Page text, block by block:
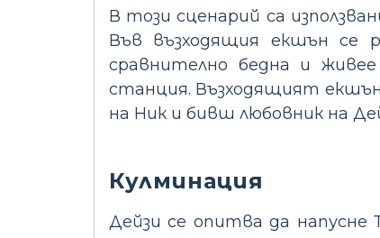
В този сценарий са
Във възходящия екшън се
сравнително бедна и
станция. Възходящият
на Ник и бивш любовник на
Кулминация
Дейзи се опитва да напусне